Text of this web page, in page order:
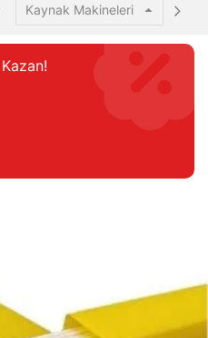
Kaynak Makineleri